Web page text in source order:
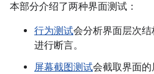
本部分介绍了两种界面测试：
行为测试会分析界面层次
进行断言。
屏幕截图测试会截取界面